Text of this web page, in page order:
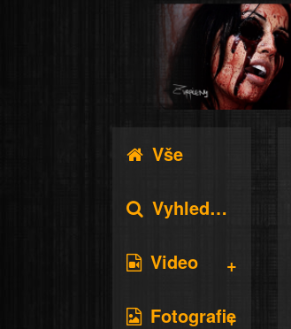
Vše
Vyhledávání
Video
Fotografie